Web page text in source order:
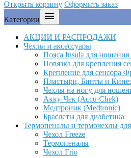
Открыть корзину Оформить заказ
Категории

АКЦИИ И РАСПРОДАЖИ
Чехлы и аксессуары
Пояса Insula для
Повязка для крепления
Крепление для сенсора
Пластыри, Бинты и
Чехлы на ногу для
Акку-Чек (Accu-Chek)
Медтроник (Medtronic)
Браслеты для диабетика
Термопеналы и термочехлы
Чехол Freeze
Термопеналы
Чехол Frio